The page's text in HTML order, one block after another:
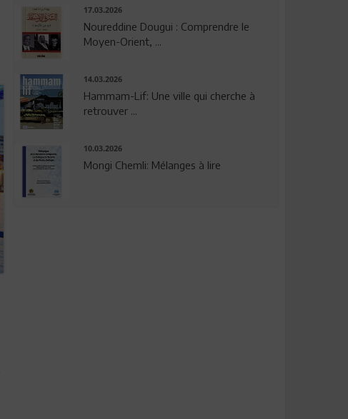
17.03.2026
Noureddine Dougui : Comprendre le
Moyen-Orient, ...
14.03.2026
Hammam-Lif: Une ville qui cherche à
retrouver ...
10.03.2026
Mongi Chemli: Mélanges à lire